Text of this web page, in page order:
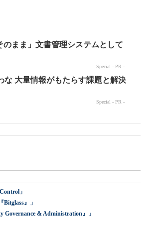
」
』」
& Administration』」